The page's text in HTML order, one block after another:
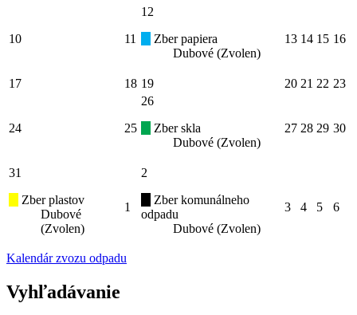
10 11
12
Zber papiera
Dubové (Zvolen)
13 14 15 16
17 18 19 20 21 22 23
24 25
26
Zber skla
Dubové (Zvolen)
27 28 29 30
31
Zber plastov
Dubové
(Zvolen)
1
2
Zber komunálneho
odpadu
Dubové (Zvolen)
3 4 5 6
Kalendár zvozu odpadu
Vyhľadávanie